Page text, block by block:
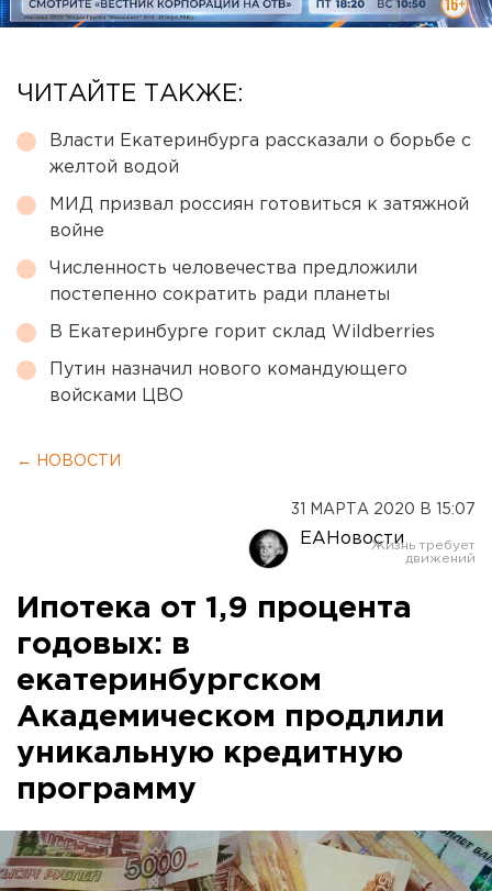
ЧИТАЙТЕ ТАКЖЕ:
Власти Екатеринбурга рассказали о борьбе с
желтой водой
МИД призвал россиян готовиться к затяжной
войне
Численность человечества предложили
постепенно сократить ради планеты
В Екатеринбурге горит склад Wildberries
Путин назначил нового командующего
войсками ЦВО
← НОВОСТИ
31 МАРТА 2020 В 15:07
ЕАНовости
Ипотека от 1,9 процента
годовых: в
екатеринбургском
Академическом продлили
уникальную кредитную
программу